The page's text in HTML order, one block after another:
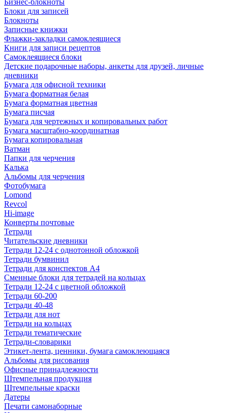
Бизнес-блокноты
Блоки для записей
Блокноты
Записные книжки
Флажки-закладки самоклеящиеся
Книги для записи рецептов
Самоклеящиеся блоки
Детские подарочные наборы, анкеты для друзей, личные
дневники
Бумага для офисной техники
Бумага форматная белая
Бумага форматная цветная
Бумага писчая
Бумага для чертежных и копировальных работ
Бумага масштабно-координатная
Бумага копировальная
Ватман
Папки для черчения
Калька
Альбомы для черчения
Фотобумага
Lomond
Revcol
Hi-image
Конверты почтовые
Тетради
Читательские дневники
Тетради 12-24 с однотонной обложкой
Тетради бумвинил
Тетради для конспектов А4
Сменные блоки для тетрадей на кольцах
Тетради 12-24 с цветной обложкой
Тетради 60-200
Тетради 40-48
Тетради для нот
Тетради на кольцах
Тетради тематические
Тетради-словарики
Этикет-лента, ценники, бумага самоклеющаяся
Альбомы для рисования
Офисные принадлежности
Штемпельная продукция
Штемпельные краски
Датеры
Печати самонаборные